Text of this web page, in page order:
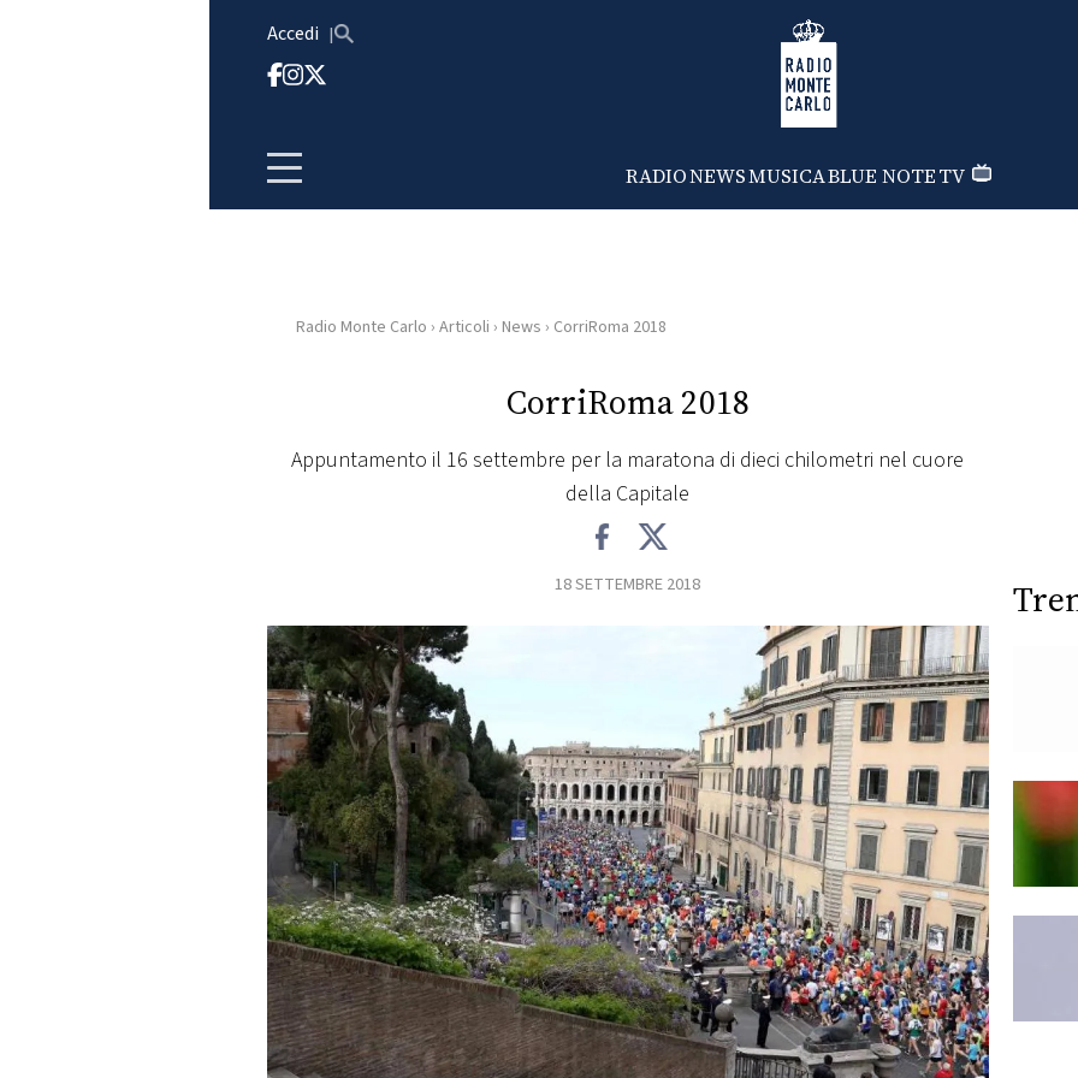
Accedi Radio Monte Carlo
RADIONEWSMUSICABLUE NOTETV
HOME
WEB
NEWS
FOTO
CONCORSI
EVENTI
VIDEO
TV
PRINCIPATO
Radio Monte Carlo › Articoli › News › CorriRoma 2018
CorriRoma 2018
Appuntamento il 16 settembre per la maratona di dieci chilometri nel cuore
della Capitale
18 SETTEMBRE 2018